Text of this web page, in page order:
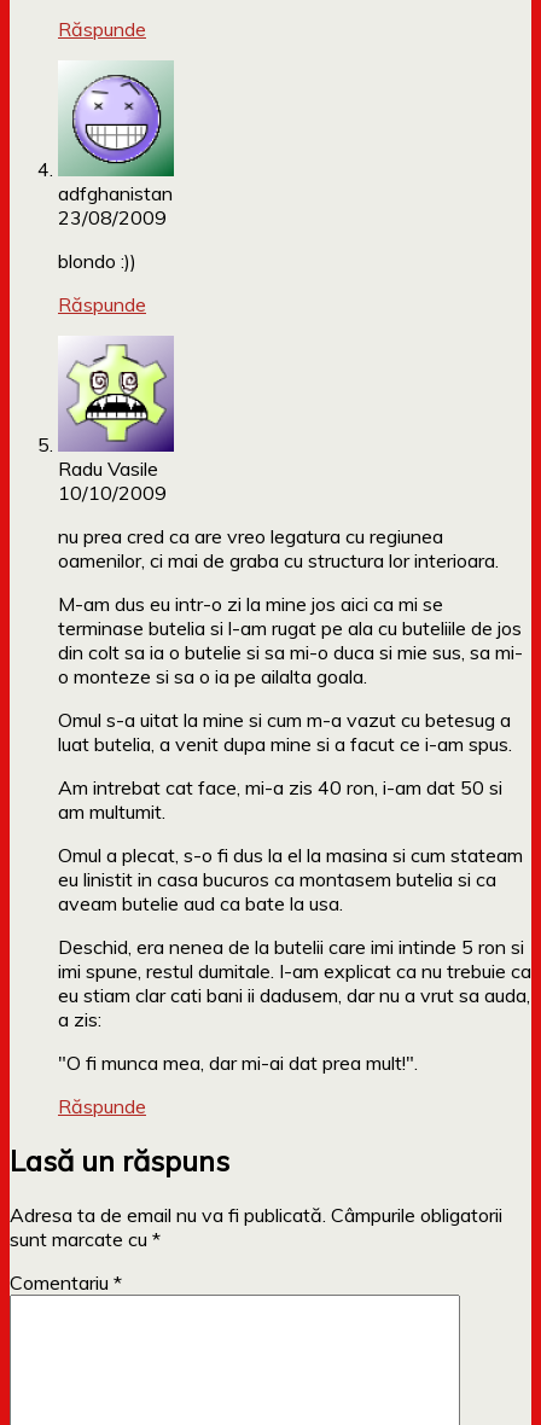
Răspunde
adfghanistan
23/08/2009
blondo :))
Răspunde
Radu Vasile
10/10/2009
nu prea cred ca are vreo legatura cu regiunea
oamenilor, ci mai de graba cu structura lor interioara.
M-am dus eu intr-o zi la mine jos aici ca mi se
terminase butelia si l-am rugat pe ala cu buteliile de jos
din colt sa ia o butelie si sa mi-o duca si mie sus, sa mi-
o monteze si sa o ia pe ailalta goala.
Omul s-a uitat la mine si cum m-a vazut cu betesug a
luat butelia, a venit dupa mine si a facut ce i-am spus.
Am intrebat cat face, mi-a zis 40 ron, i-am dat 50 si
am multumit.
Omul a plecat, s-o fi dus la el la masina si cum stateam
eu linistit in casa bucuros ca montasem butelia si ca
aveam butelie aud ca bate la usa.
Deschid, era nenea de la butelii care imi intinde 5 ron si
imi spune, restul dumitale. I-am explicat ca nu trebuie ca
eu stiam clar cati bani ii dadusem, dar nu a vrut sa auda,
a zis:
"O fi munca mea, dar mi-ai dat prea mult!".
Răspunde
Lasă un răspuns
Adresa ta de email nu va fi publicată. Câmpurile obligatorii
sunt marcate cu *
Comentariu *